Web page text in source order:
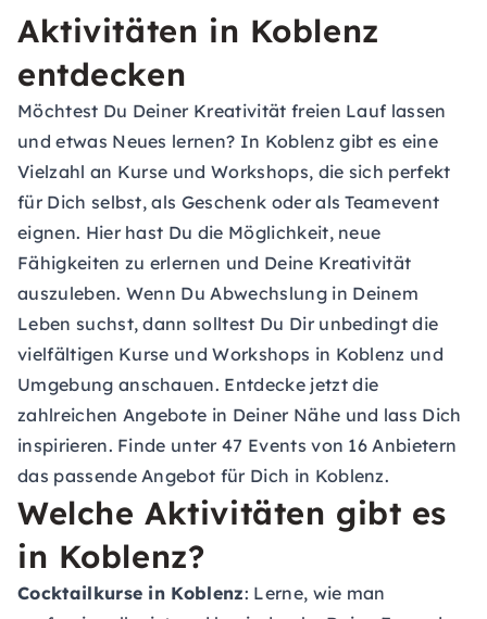
Aktivitäten in Koblenz
entdecken
Möchtest Du Deiner Kreativität freien Lauf lassen
und etwas Neues lernen? In Koblenz gibt es eine
Vielzahl an Kurse und Workshops, die sich perfekt
für Dich selbst, als Geschenk oder als Teamevent
eignen. Hier hast Du die Möglichkeit, neue
Fähigkeiten zu erlernen und Deine Kreativität
auszuleben. Wenn Du Abwechslung in Deinem
Leben suchst, dann solltest Du Dir unbedingt die
vielfältigen Kurse und Workshops in Koblenz und
Umgebung anschauen. Entdecke jetzt die
zahlreichen Angebote in Deiner Nähe und lass Dich
inspirieren. Finde unter 47 Events von 16 Anbietern
das passende Angebot für Dich in Koblenz.
Welche Aktivitäten gibt es
in Koblenz?
Cocktailkurse in Koblenz: Lerne, wie man